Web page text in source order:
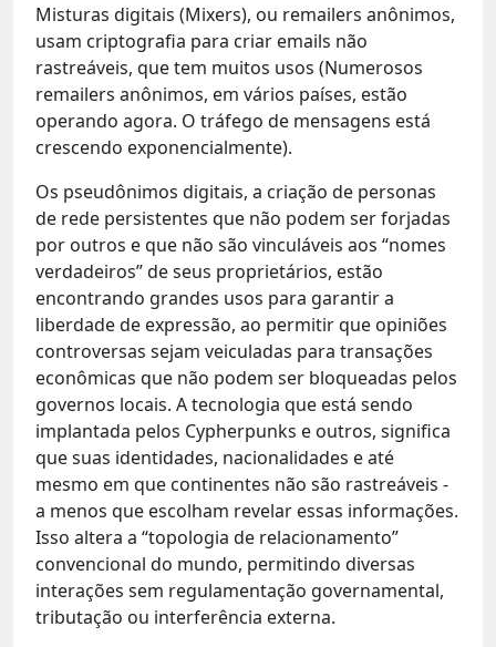
Misturas digitais (Mixers), ou remailers anônimos,
usam criptografia para criar emails não
rastreáveis, que tem muitos usos (Numerosos
remailers anônimos, em vários países, estão
operando agora. O tráfego de mensagens está
crescendo exponencialmente).
Os pseudônimos digitais, a criação de personas
de rede persistentes que não podem ser forjadas
por outros e que não são vinculáveis ​​aos “nomes
verdadeiros” de seus proprietários, estão
encontrando grandes usos para garantir a
liberdade de expressão, ao permitir que opiniões
controversas sejam veiculadas para transações
econômicas que não podem ser bloqueadas pelos
governos locais. A tecnologia que está sendo
implantada pelos Cypherpunks e outros, significa
que suas identidades, nacionalidades e até
mesmo em que continentes não são rastreáveis ​​-
a menos que escolham revelar essas informações.
Isso altera a “topologia de relacionamento”
convencional do mundo, permitindo diversas
interações sem regulamentação governamental,
tributação ou interferência externa.